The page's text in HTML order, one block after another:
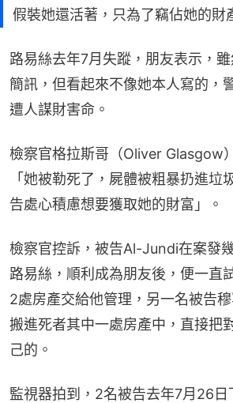
假裝她還活著，只為了竊佔她的財
路易絲去年7月失蹤，朋友表示，
簡訊，但看起來不像她本人寫的，
遭人謀財害命。
檢察官格拉斯哥（Oliver Glasgow
「她被勒死了，屍體被粗暴扔進垃
告處心積慮想要獲取她的財富」。
檢察官控訴，被告Al-Jundi在案發
路易絲，順利成為朋友後，便一直
2處房產交給他管理，另一名被告
搬進死者其中一處房產中，直接把
己的。
監視器拍到，2名被告去年7月26日